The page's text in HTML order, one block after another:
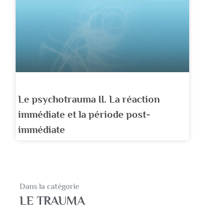
Le psychotrauma II. La réaction
immédiate et la période post-
immédiate
Dans la catégorie
LE TRAUMA